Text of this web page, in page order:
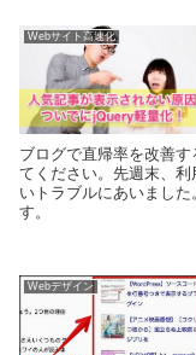
Webサイト高速化
ブログで直帰率を改善
てください。先週末、
いトラブルにあいまし
す。
Webデザイン